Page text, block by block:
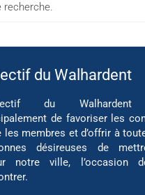
recherche.
du Walhardent
du
de favoriser les
les membres et d’offrir à
désireuses de
notre ville, l’occasion